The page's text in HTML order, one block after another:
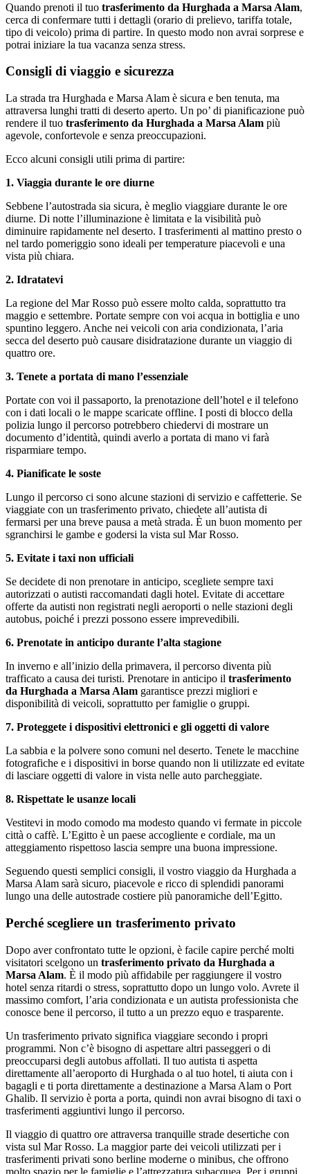
Quando prenoti il tuo trasferimento da Hurghada a Marsa Alam,
cerca di confermare tutti i dettagli (orario di prelievo, tariffa totale,
tipo di veicolo) prima di partire. In questo modo non avrai sorprese e
potrai iniziare la tua vacanza senza stress.
Consigli di viaggio e sicurezza
La strada tra Hurghada e Marsa Alam è sicura e ben tenuta, ma
attraversa lunghi tratti di deserto aperto. Un po’ di pianificazione può
rendere il tuo trasferimento da Hurghada a Marsa Alam più
agevole, confortevole e senza preoccupazioni.
Ecco alcuni consigli utili prima di partire:
1. Viaggia durante le ore diurne
Sebbene l’autostrada sia sicura, è meglio viaggiare durante le ore
diurne. Di notte l’illuminazione è limitata e la visibilità può
diminuire rapidamente nel deserto. I trasferimenti al mattino presto o
nel tardo pomeriggio sono ideali per temperature piacevoli e una
vista più chiara.
2. Idratatevi
La regione del Mar Rosso può essere molto calda, soprattutto tra
maggio e settembre. Portate sempre con voi acqua in bottiglia e uno
spuntino leggero. Anche nei veicoli con aria condizionata, l’aria
secca del deserto può causare disidratazione durante un viaggio di
quattro ore.
3. Tenete a portata di mano l’essenziale
Portate con voi il passaporto, la prenotazione dell’hotel e il telefono
con i dati locali o le mappe scaricate offline. I posti di blocco della
polizia lungo il percorso potrebbero chiedervi di mostrare un
documento d’identità, quindi averlo a portata di mano vi farà
risparmiare tempo.
4. Pianificate le soste
Lungo il percorso ci sono alcune stazioni di servizio e caffetterie. Se
viaggiate con un trasferimento privato, chiedete all’autista di
fermarsi per una breve pausa a metà strada. È un buon momento per
sgranchirsi le gambe e godersi la vista sul Mar Rosso.
5. Evitate i taxi non ufficiali
Se decidete di non prenotare in anticipo, scegliete sempre taxi
autorizzati o autisti raccomandati dagli hotel. Evitate di accettare
offerte da autisti non registrati negli aeroporti o nelle stazioni degli
autobus, poiché i prezzi possono essere imprevedibili.
6. Prenotate in anticipo durante l’alta stagione
In inverno e all’inizio della primavera, il percorso diventa più
trafficato a causa dei turisti. Prenotare in anticipo il trasferimento
da Hurghada a Marsa Alam garantisce prezzi migliori e
disponibilità di veicoli, soprattutto per famiglie o gruppi.
7. Proteggete i dispositivi elettronici e gli oggetti di valore
La sabbia e la polvere sono comuni nel deserto. Tenete le macchine
fotografiche e i dispositivi in borse quando non li utilizzate ed evitate
di lasciare oggetti di valore in vista nelle auto parcheggiate.
8. Rispettate le usanze locali
Vestitevi in modo comodo ma modesto quando vi fermate in piccole
città o caffè. L’Egitto è un paese accogliente e cordiale, ma un
atteggiamento rispettoso lascia sempre una buona impressione.
Seguendo questi semplici consigli, il vostro viaggio da Hurghada a
Marsa Alam sarà sicuro, piacevole e ricco di splendidi panorami
lungo una delle autostrade costiere più panoramiche dell’Egitto.
Perché scegliere un trasferimento privato
Dopo aver confrontato tutte le opzioni, è facile capire perché molti
visitatori scelgono un trasferimento privato da Hurghada a
Marsa Alam. È il modo più affidabile per raggiungere il vostro
hotel senza ritardi o stress, soprattutto dopo un lungo volo. Avrete il
massimo comfort, l’aria condizionata e un autista professionista che
conosce bene il percorso, il tutto a un prezzo equo e trasparente.
Un trasferimento privato significa viaggiare secondo i propri
programmi. Non c’è bisogno di aspettare altri passeggeri o di
preoccuparsi degli autobus affollati. Il tuo autista ti aspetta
direttamente all’aeroporto di Hurghada o al tuo hotel, ti aiuta con i
bagagli e ti porta direttamente a destinazione a Marsa Alam o Port
Ghalib. Il servizio è porta a porta, quindi non avrai bisogno di taxi o
trasferimenti aggiuntivi lungo il percorso.
Il viaggio di quattro ore attraversa tranquille strade desertiche con
vista sul Mar Rosso. La maggior parte dei veicoli utilizzati per i
trasferimenti privati sono berline moderne o minibus, che offrono
molto spazio per le famiglie e l’attrezzatura subacquea. Per i gruppi,